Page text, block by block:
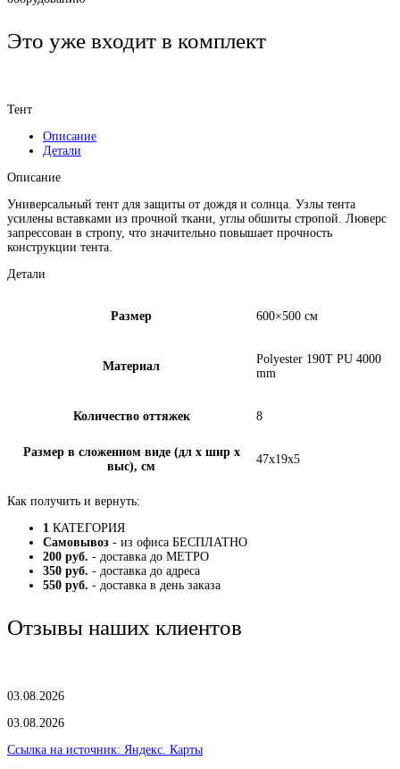
Это уже входит в комплект
Тент
Описание
Детали
Описание
Универсальный тент для защиты от дождя и солнца. Узлы тента
усилены вставками из прочной ткани, углы обшиты стропой. Люверс
запрессован в стропу, что значительно повышает прочность
конструкции тента.
Детали
Размер 600×500 см
Материал
Polyester 190T PU 4000
mm
Количество оттяжек 8
Размер в сложенном виде (дл х шир х
выс), см
47x19x5
Как получить и вернуть:
1 КАТЕГОРИЯ
Самовывоз - из офиса БЕСПЛАТНО
200 руб. - доставка до МЕТРО
350 руб. - доставка до адреса
550 руб. - доставка в день заказа
Отзывы наших клиентов
03.08.2026
03.08.2026
Ссылка на источник: Яндекс. Карты